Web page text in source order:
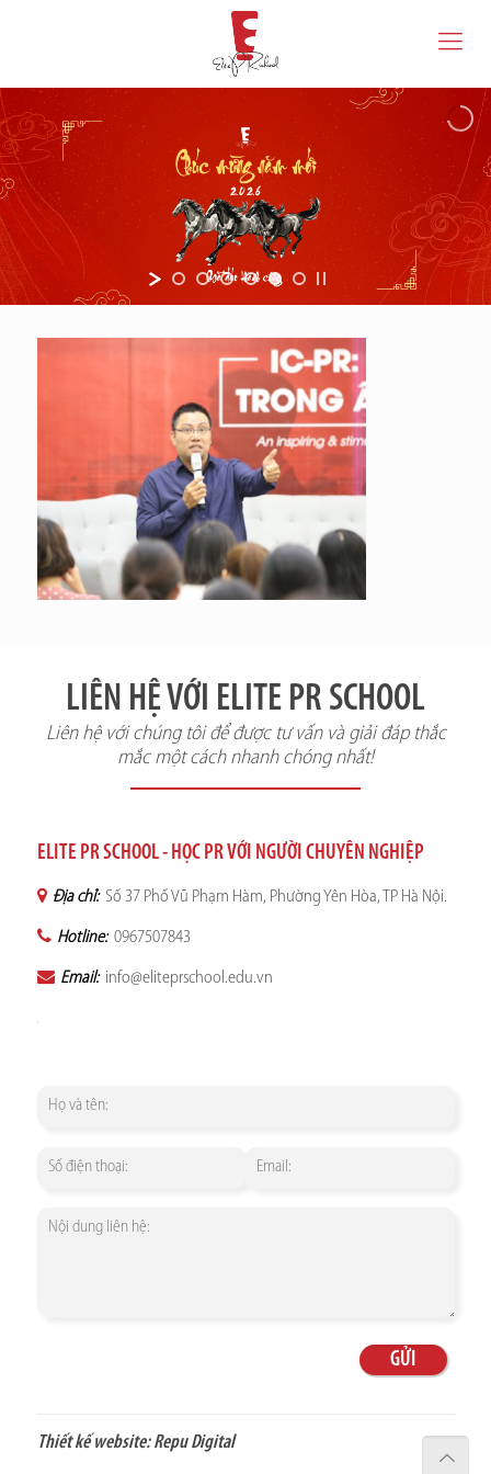
LIÊN HỆ VỚI ELITE PR SCHOOL
Liên hệ với chúng tôi để được tư vấn và giải đáp thắc
mắc một cách nhanh chóng nhất!
ELITE PR SCHOOL - HỌC PR VỚI NGƯỜI CHUYÊN NGHIỆP
Địa chỉ: Số 37 Phố Vũ Phạm Hàm, Phường Yên Hòa, TP Hà Nội.
Hotline: 0967507843
Email: info@eliteprschool.edu.vn
Thiết kế website:Repu Digital